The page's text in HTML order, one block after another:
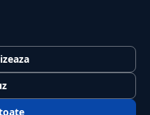
SănătateUtile
SportCasă și Grădină